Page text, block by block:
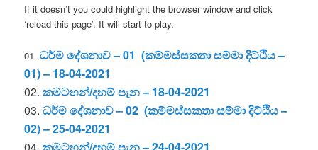
If it doesn’t you could highlight the browser window and click
‘reload this page’. It will start to play.
01.ධර්ම දේශනාව – 01 (කම්මස්සකතා සම්මා දිට්ඨිය –
01) – 18-04-2021
02.කමටහන්/දහම් පැන– 18-04-2021
03.ධර්ම දේශනාව – 02 (කම්මස්සකතා සම්මා දිට්ඨිය –
02) – 25-04-2021